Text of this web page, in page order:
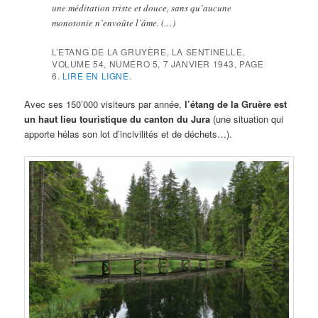
une méditation triste et douce, sans qu’aucune
monotonie n’envoûte l’âme. (…)
L’ETANG DE LA GRUYÈRE, LA SENTINELLE,
VOLUME 54, NUMÉRO 5, 7 JANVIER 1943, PAGE
6. LIRE EN LIGNE.
Avec ses 150’000 visiteurs par année,l’étang de la Gruère est
un haut lieu touristique du canton du Jura (une situation qui
apporte hélas son lot d’incivilités et de déchets…).